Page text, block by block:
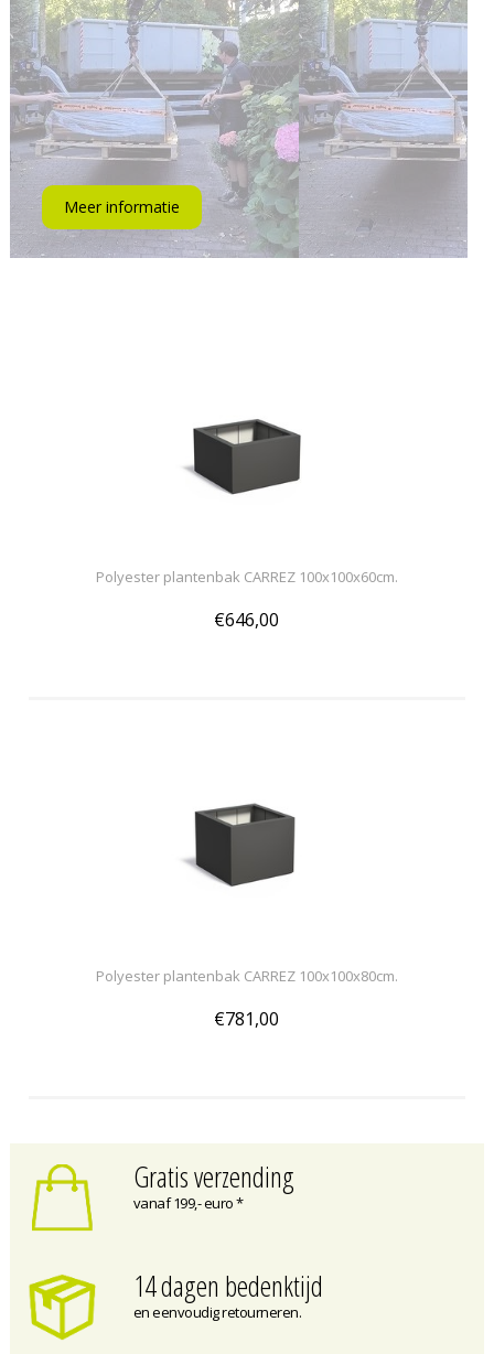
Meer informatie
Polyester plantenbak CARREZ 100x100x60cm.
€646,00
Polyester plantenbak CARREZ 100x100x80cm.
€781,00
Gratis verzending
vanaf 199,- euro *
14 dagen bedenktijd
en eenvoudig retourneren.